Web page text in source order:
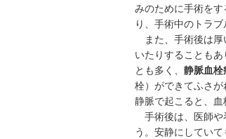
みのために手術を
り、手術中のトラ
また、手術後は厚
いたりすることも
とも多く、 静脈血栓
栓）ができてふさ
静脈で起こると、血
手術後は、医師や
う。安静にしてい